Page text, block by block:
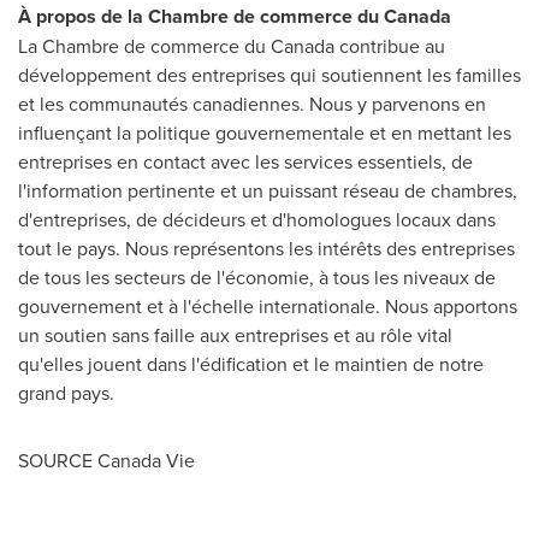
À propos de la Chambre decommerce du Canada
LaChambre decommerce du Canada contribue au
développement des entreprises qui soutiennent les familles
et les communautés canadiennes. Nous y parvenons en
influençant la politique gouvernementale et en mettant les
entreprises en contact avec les services essentiels, de
l'information pertinente et un puissant réseau de chambres,
d'entreprises, de décideurs et d'homologues locaux dans
tout le pays. Nous représentons les intérêts des entreprises
de tous les secteurs de l'économie, à tous les niveaux de
gouvernement et à l'échelle internationale. Nous apportons
un soutien sans faille aux entreprises et au rôle vital
qu'elles jouent dans l'édification et le maintien de notre
grand pays.
SOURCE Canada Vie